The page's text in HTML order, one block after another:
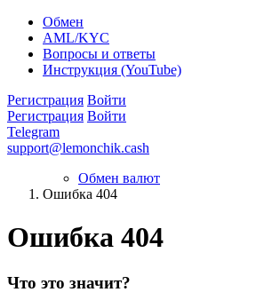
Обмен
AML/KYC
Вопросы и ответы
Инструкция (YouTube)
Регистрация Войти
Регистрация Войти
Telegram
support@lemonchik.cash
Обмен валют
Ошибка 404
Ошибка 404
Что это значит?